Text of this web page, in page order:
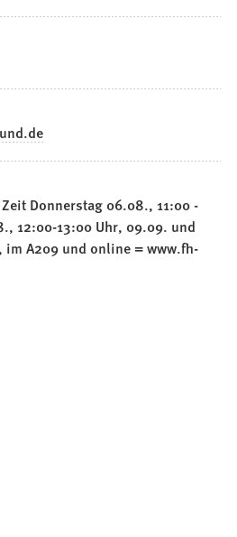
de
Donnerstag 06.08., 11:00 -
12:00-13:00 Uhr, 09.09. und
im A209 und online = www.fh-